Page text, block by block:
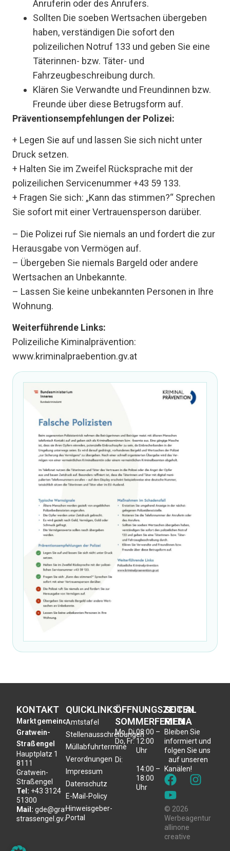
Anruferin oder des Anrufers.
Sollten Die soeben Wertsachen übergeben
haben, verständigen Die sofort den
polizeilichen Notruf 133 und geben Sie eine
Täterinnen- bzw. Täter- und
Fahrzeugbeschreibung durch.
Klären Sie Verwandte und Freundinnen bzw.
Freunde über diese Betrugsform auf.
Präventionsempfehlungen der Polizei:
+ Legen Sie auf und lassen Sie sich nicht unter
Druck setzen.
+ Halten Sie im Zweifel Rücksprache mit der
polizeilichen Servicenummer +43 59 133.
+ Fragen Sie sich: „Kann das stimmen?“ Sprechen
Sie sofort mit einer Vertrauensperson darüber.
– Die Polizei ruf Sie niemals an und fordert die zur
Herausgabe von Vermögen auf.
– Übergeben Sie niemals Bargeld oder andere
Wertsachen an Unbekannte.
– Lassen Sie keine unbekannten Personen in Ihre
Wohnung.
Weiterführende Links:
Polizeiliche Kiminalprävention:
www.kriminalpraebention.gv.at
KONTAKT
Marktgemeinde
Gratwein-
Straßengel
Hauptplatz 1
8111
Gratwein-
Straßengel
Tel: +43 3124
51300
Mail: gde@gratwein-
strassengel.gv.at
QUICKLINKS
Amtstafel
Stellenausschreibungen
Müllabfuhrtermine
Verordnungen
Impressum
Datenschutz
E-Mail-Policy
Hinweisgeber-
Portal
ÖFFNUNGSZEITEN
SOMMERFERIEN
Mo, Di,
Do, Fr:
Di:
08:00 –
12:00
Uhr
14:00 –
18:00
Uhr
SOCIAL
MEDIA
Bleiben Sie
informiert und
folgen Sie uns
auf unseren
Kanälen!
© 2026
Werbeagentur
allinone
creative